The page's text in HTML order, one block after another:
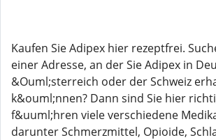
Kaufen Sie Adipex hier rezeptfrei.
einer Adresse, an der Sie Adipex in
&Ouml;sterreich oder der Schweiz
k&ouml;nnen? Dann sind Sie hier
f&uuml;hren viele verschiedene
darunter Schmerzmittel, Opioide,